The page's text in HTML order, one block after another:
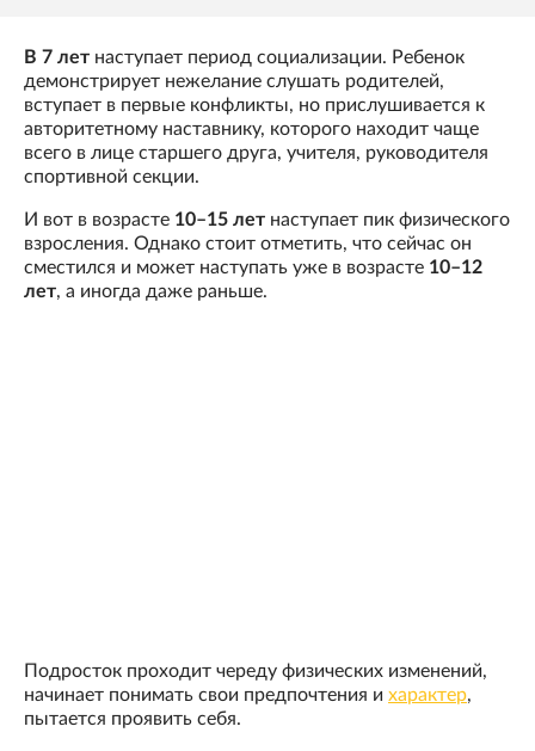
В 7 лет наступает период социализации. Ребенок
демонстрирует нежелание слушать родителей,
вступает в первые конфликты, но прислушивается к
авторитетному наставнику, которого находит чаще
всего в лице старшего друга, учителя, руководителя
спортивной секции.
И вот в возрасте 10–15 лет наступает пик физического
взросления. Однако стоит отметить, что сейчас он
сместился и может наступать уже в возрасте 10–12
лет, а иногда даже раньше.
Подросток проходит череду физических изменений,
начинает понимать свои предпочтения и характер,
пытается проявить себя.